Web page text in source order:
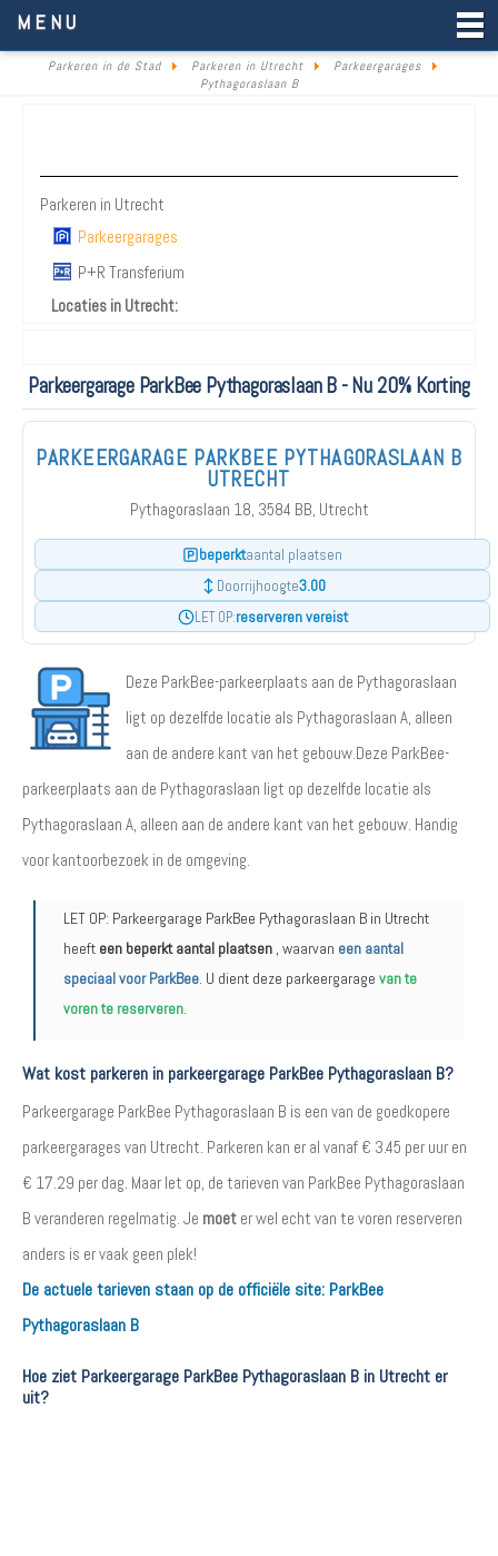
MENU
Parkeren in de Stad Parkeren in Utrecht
Parkeergarages
Pythagoraslaan B
Parkeren in Utrecht
Parkeergarages
P+R Transferium
Locaties in Utrecht:
Parkeergarage ParkBee Pythagoraslaan B - Nu 20% Korting
PARKEERGARAGE PARKBEE PYTHAGORASLAAN B
UTRECHT
Pythagoraslaan 18, 3584 BB, Utrecht
beperktaantal plaatsen
Doorrijhoogte3.00
LET OP:reserveren vereist
Deze ParkBee-parkeerplaats aan de Pythagoraslaan
ligt op dezelfde locatie als Pythagoraslaan A, alleen
aan de andere kant van het gebouw.Deze ParkBee-
parkeerplaats aan de Pythagoraslaan ligt op dezelfde locatie als
Pythagoraslaan A, alleen aan de andere kant van het gebouw. Handig
voor kantoorbezoek in de omgeving.
LET OP: Parkeergarage ParkBee Pythagoraslaan B in Utrecht
heeft een beperkt aantal plaatsen , waarvan een aantal
speciaal voor ParkBee. U dient deze parkeergarage van te
voren te reserveren.
Wat kost parkeren in parkeergarage ParkBee Pythagoraslaan B?
Parkeergarage ParkBee Pythagoraslaan B is een van de goedkopere
parkeergarages van Utrecht. Parkeren kan er al vanaf € 3.45 per uur en
€ 17.29 per dag. Maar let op, de tarieven van ParkBee Pythagoraslaan
B veranderen regelmatig. Je moet er wel echt van te voren reserveren
anders is er vaak geen plek!
De actuele tarieven staan op de officiële site: ParkBee
Pythagoraslaan B
Hoe ziet Parkeergarage ParkBee Pythagoraslaan B in Utrecht er
uit?